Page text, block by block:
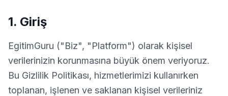
1. Giriş
EgitimGuru ("Biz", "Platform") olarak kişisel
verilerinizin korunmasına büyük önem veriyoruz.
Bu Gizlilik Politikası, hizmetlerimizi kullanırken
toplanan, işlenen ve saklanan kişisel verileriniz